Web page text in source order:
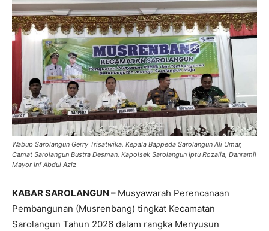
Wabup Sarolangun Gerry Trisatwika, Kepala Bappeda Sarolangun Ali Umar,
Camat Sarolangun Bustra Desman, Kapolsek Sarolangun Iptu Rozalia, Danramil
Mayor Inf Abdul Aziz
KABAR SAROLANGUN – Musyawarah Perencanaan
Pembangunan (Musrenbang) tingkat Kecamatan
Sarolangun Tahun 2026 dalam rangka Menyusun